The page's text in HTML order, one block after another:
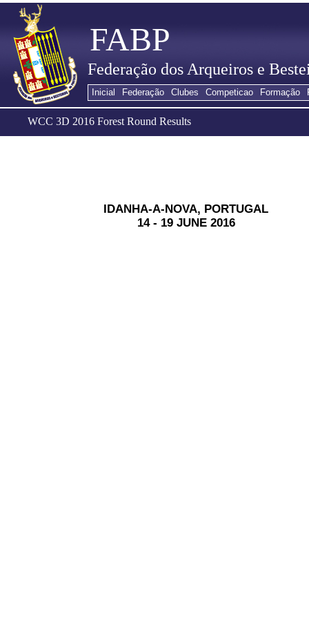
FABP
Federação dos Arqueiros e
WCC 3D 2016 Forest Round Results
IDANHA-A-NOVA, PORTUGAL
14 - 19 JUNE 2016
Inicial Federação Clubes Competicao Formação